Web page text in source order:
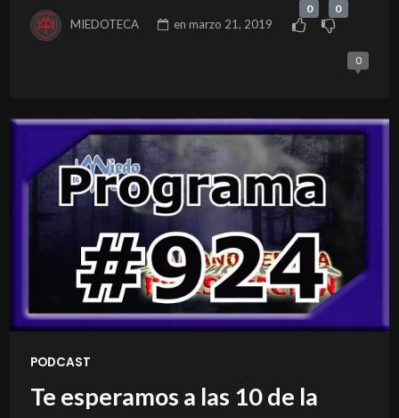
MIEDOTECA enmarzo 21, 2019
0 0
0
PODCAST
Te esperamos a las 10 de la